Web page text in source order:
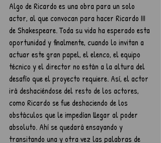
Algo de Ricardo es una obra para un solo
actor, al que convocan para hacer Ricardo III
de Shakespeare. Toda su vida ha esperado esta
oportunidad y finalmente, cuando lo invitan a
actuar este gran papel, el elenco, el equipo
técnico y el director no están a la altura del
desafío que el proyecto requiere. Así, el actor
irá deshaciéndose del resto de los actores,
como Ricardo se fue deshaciendo de los
obstáculos que le impedían llegar al poder
absoluto. Ahí se quedará ensayando y
transitando una y otra vez las palabras de